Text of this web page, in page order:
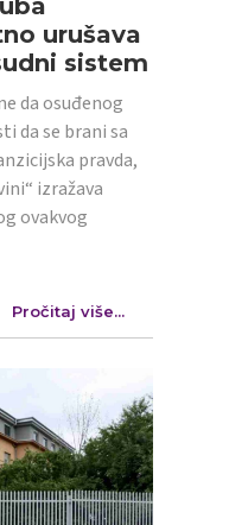
urušava
sistem
da osuđenog
da se brani sa
pravda,
izražava
ovakvog
Pročitaj više...